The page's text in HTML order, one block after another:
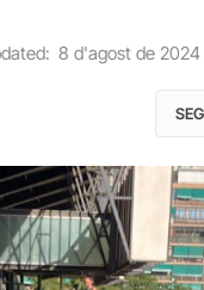
8 d'agost de 2024